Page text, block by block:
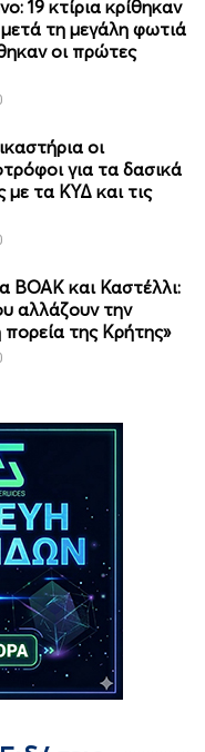
19 κτίρια κρίθηκαν
τη μεγάλη φωτιά
οι πρώτες
οι
για τα δασικά
με τα ΚΥΔ και τις
ΒΟΑΚ και Καστέλλι:
αλλάζουν την
της Κρήτης»